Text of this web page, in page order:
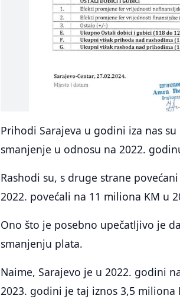
Prihodi Sarajeva u godini iza nas
smanjenje u odnosu na 2022.
Rashodi su, s druge strane
2022. povećali na 11 miliona KM u
Ono što je posebno upečatljivo je
smanjenju plata.
Naime, Sarajevo je u 2022. godini
2023. godini je taj iznos 3,5 miliona